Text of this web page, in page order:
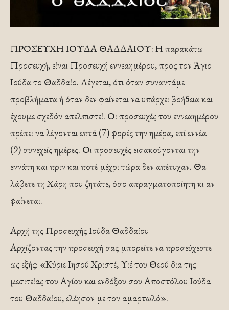
ΠΡΟΣΕΥΧΗ ΙΟΥΔΑ ΘΑΔΔΑΙΟΥ: Η παρακάτω
Προσευχή, είναι Προσευχή εννεαημέρου, προς τον Άγιο
Ιούδα το Θαδδαίο. Λέγεται, ότι όταν συναντάμε
προβλήματα ή όταν δεν φαίνεται να υπάρχει βοήθεια και
έχουμε σχεδόν απελπιστεί. Οι προσευχές του εννεαημέρου
πρέπει να λέγονται επτά (7) φορές την ημέρα, επί εννέα
(9) συνεχείς ημέρες. Οι προσευχές εισακούγονται την
εννάτη και πριν και ποτέ μέχρι τώρα δεν απέτυχαν. Θα
λάβετε τη Χάρη που ζητάτε, όσο απραγματοποίητη κι αν
φαίνεται.
Αρχή της Προσευχής Ιούδα Θαδδαίου
Αρχίζοντας την προσευχή σας μπορείτε να προσεύχεστε
ως εξής: «Κύριε Ιησού Χριστέ, Υιέ του Θεού δια της
μεσιτείας του Αγίου και ενδόξου σου Αποστόλου Ιούδα
του Θαδδαίου, ελέησον με τον αμαρτωλό».